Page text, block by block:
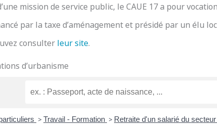
mission de service public, le CAUE 17 a pour
par la taxe d’aménagement et présidé par un élu
consulter leur site.
d’urbanisme
> Travail - Formation > Retraite d'un salarié du